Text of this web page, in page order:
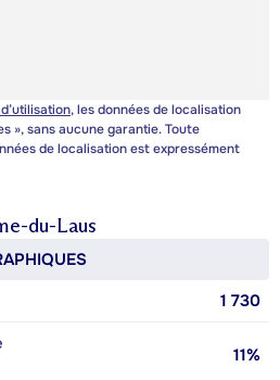
, les données de localisation
», sans aucune garantie. Toute
de localisation est expressément
du-Laus
1 730
11%